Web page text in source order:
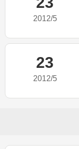
2012/5
23
2012/5